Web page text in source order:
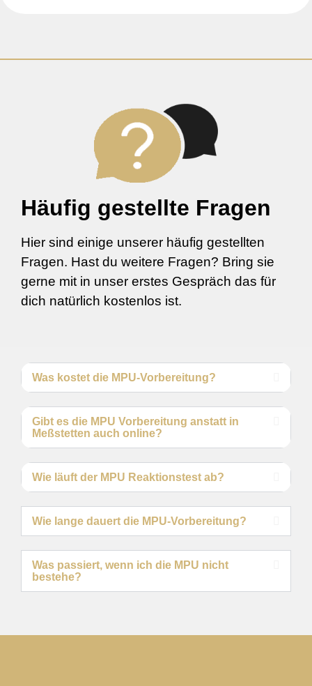
Häufig gestellte Fragen
Hier sind einige unserer häufig gestellten
Fragen. Hast du weitere Fragen? Bring sie
gerne mit in unser erstes Gespräch das für
dich natürlich kostenlos ist.
Was kostet die MPU-Vorbereitung?
Gibt es die MPU Vorbereitung anstatt in
Meßstetten auch online?
Wie läuft der MPU Reaktionstest ab?
Wie lange dauert die MPU-Vorbereitung?
Was passiert, wenn ich die MPU nicht
bestehe?